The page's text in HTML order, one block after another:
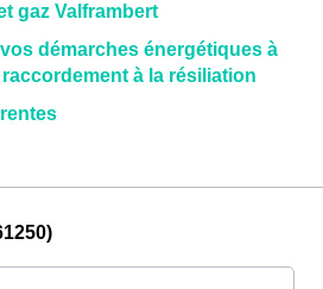
gaz Valframbert
démarches énergétiques à
à la résiliation